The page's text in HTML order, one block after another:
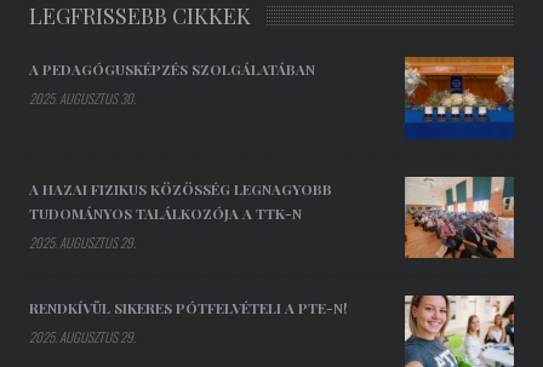
LEGFRISSEBB CIKKEK
A PEDAGÓGUSKÉPZÉS SZOLGÁLATÁBAN
2025. AUGUSZTUS 30.
A HAZAI FIZIKUS KÖZÖSSÉG LEGNAGYOBB
TUDOMÁNYOS TALÁLKOZÓJA A TTK-N
2025. AUGUSZTUS 29.
RENDKÍVÜL SIKERES PÓTFELVÉTELI A PTE-N!
2025. AUGUSZTUS 29.